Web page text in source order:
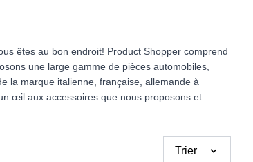
êtes au bon endroit! Product Shopper comprend
une large gamme de pièces automobiles,
la marque italienne, française, allemande à
œil aux accessoires que nous proposons et
Trier